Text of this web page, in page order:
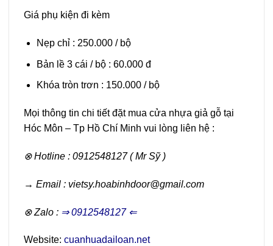
Giá phụ kiện đi kèm
Nẹp chỉ : 250.000 / bộ
Bản lề 3 cái / bộ : 60.000 đ
Khóa tròn trơn : 150.000 / bộ
Mọi thông tin chi tiết đặt mua cửa nhựa giả gỗ tại
Hóc Môn – Tp Hồ Chí Minh vui lòng liên hệ :
⊗ Hotline : 0912548127 ( Mr Sỹ )
→ Email : vietsy.hoabinhdoor@gmail.com
⊗ Zalo : ⇒ 0912548127 ⇐
Website: cuanhuadailoan.net